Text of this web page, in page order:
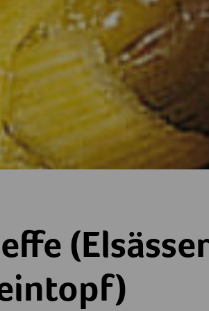
Fleischeintopf)
(Elsässer